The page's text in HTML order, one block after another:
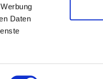
Daten